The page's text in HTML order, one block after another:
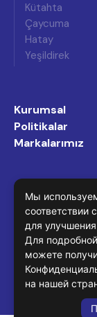
Kütahta
Çaycuma
Hatay
Yeşildirek
Kurumsal
Politikalar
Markalarımız
Подпишитесь
Подпишитесь
последние
Мы
для
Для
можете
на нашей